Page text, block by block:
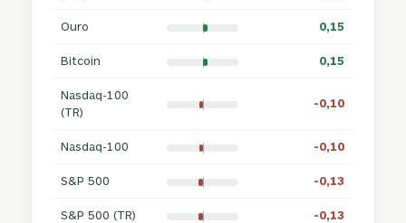
Ouro 0,15
Bitcoin 0,15
Nasdaq-100
(TR)
-0,10
Nasdaq-100 -0,10
S&P 500 -0,13
S&P 500 (TR) -0,13